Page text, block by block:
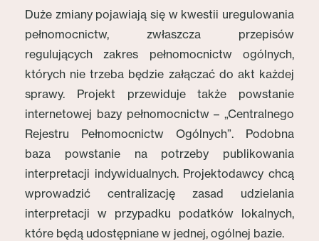
Duże zmiany pojawiają się w kwestii uregulowania
pełnomocnictw, zwłaszcza przepisów
regulujących zakres pełnomocnictw ogólnych,
których nie trzeba będzie załączać do akt każdej
sprawy. Projekt przewiduje także powstanie
internetowej bazy pełnomocnictw – „Centralnego
Rejestru Pełnomocnictw Ogólnych”. Podobna
baza powstanie na potrzeby publikowania
interpretacji indywidualnych. Projektodawcy chcą
wprowadzić centralizację zasad udzielania
interpretacji w przypadku podatków lokalnych,
które będą udostępniane w jednej, ogólnej bazie.